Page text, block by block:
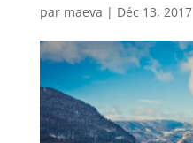
par maeva | Déc 13, 2017